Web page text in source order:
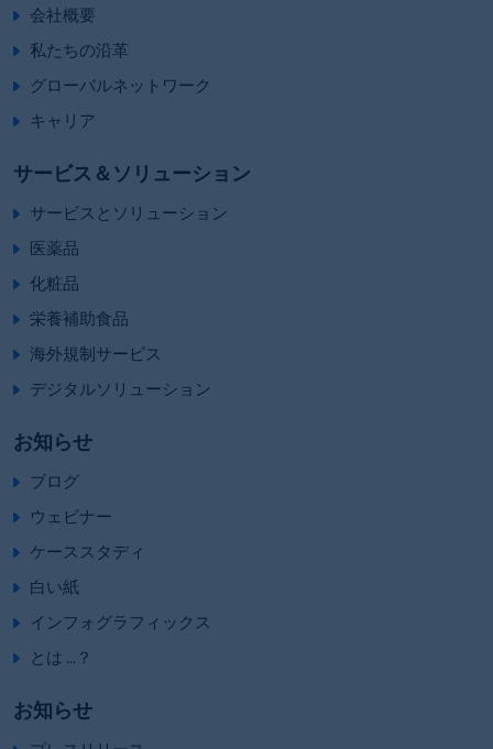
会社概要
私たちの沿革
グローバルネットワーク
キャリア
サービス＆ソリューション
サービスとソリューション
医薬品
化粧品
栄養補助食品
海外規制サービス
デジタルソリューション
お知らせ
ブログ
ウェビナー
ケーススタディ
白い紙
インフォグラフィックス
とは ...？
お知らせ